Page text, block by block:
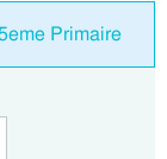
Primaire